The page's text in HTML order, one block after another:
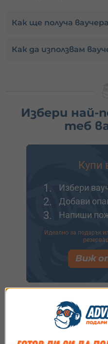
Как ще получа
Как да използвам
Избери най-
теб
Купи
1. Избери
2. Добави
3. Напиши
Идеално за подарък
Виж
Купи и